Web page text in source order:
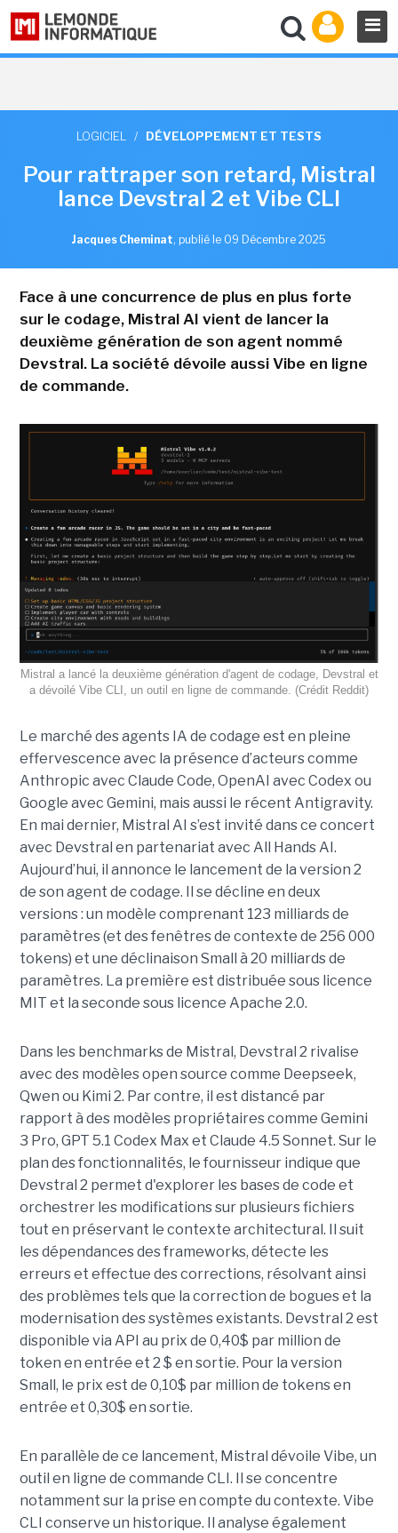
LOGICIEL / DÉVELOPPEMENT ET TESTS
Pour rattraper son retard, Mistral
lance Devstral 2 et Vibe CLI
Jacques Cheminat, publié le 09 Décembre 2025
Face à une concurrence de plus en plus forte
sur le codage, Mistral AI vient de lancer la
deuxième génération de son agent nommé
Devstral. La société dévoile aussi Vibe en ligne
de commande.
Mistral a lancé la deuxième génération d'agent de codage, Devstral et
a dévoilé Vibe CLI, un outil en ligne de commande. (Crédit Reddit)
Le marché des agents IA de codage est en pleine
effervescence avec la présence d’acteurs comme
Anthropic avec Claude Code, OpenAI avec Codex ou
Google avec Gemini, mais aussi le récent Antigravity.
En mai dernier, Mistral AI s’est invité dans ce concert
avec Devstral en partenariat avec All Hands AI.
Aujourd’hui, il annonce le lancement de la version 2
de son agent de codage. Il se décline en deux
versions : un modèle comprenant 123 milliards de
paramètres (et des fenêtres de contexte de 256 000
tokens) et une déclinaison Small à 20 milliards de
paramètres. La première est distribuée sous licence
MIT et la seconde sous licence Apache 2.0.
Dans les benchmarks de Mistral, Devstral 2 rivalise
avec des modèles open source comme Deepseek,
Qwen ou Kimi 2. Par contre, il est distancé par
rapport à des modèles propriétaires comme Gemini
3 Pro, GPT 5.1 Codex Max et Claude 4.5 Sonnet. Sur le
plan des fonctionnalités, le fournisseur indique que
Devstral 2 permet d'explorer les bases de code et
orchestrer les modifications sur plusieurs fichiers
tout en préservant le contexte architectural. Il suit
les dépendances des frameworks, détecte les
erreurs et effectue des corrections, résolvant ainsi
des problèmes tels que la correction de bogues et la
modernisation des systèmes existants. Devstral 2 est
disponible via API au prix de 0,40$ par million de
token en entrée et 2 $ en sortie. Pour la version
Small, le prix est de 0,10$ par million de tokens en
entrée et 0,30$ en sortie.
En parallèle de ce lancement, Mistral dévoile Vibe, un
outil en ligne de commande CLI. Il se concentre
notamment sur la prise en compte du contexte. Vibe
CLI conserve un historique. Il analyse également